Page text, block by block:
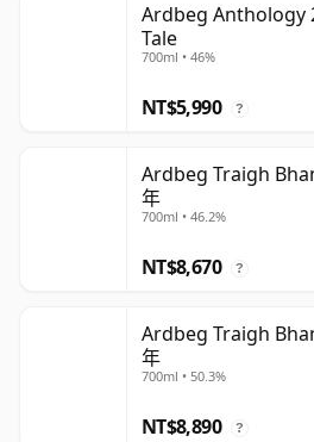
Ardbeg Anthology
Tale
700ml • 46%
NT$5,990 ?
Ardbeg Traigh
年
700ml • 46.2%
NT$8,670 ?
Ardbeg Traigh
年
700ml • 50.3%
NT$8,890 ?